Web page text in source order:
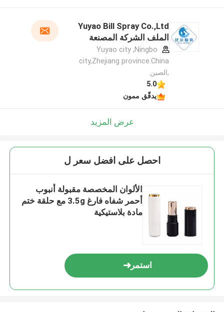
Yuyao Bill Spray Co.,Ltd
الملف الشركة المصنعة
Yuyao city ,Ningbo
city,Zhejiang province.China
,الصين
5.0
يدقّق ممون
عرض المزيد
احصل على افضل سعر ل
الألوان المخصصة مقبولة أنبوب
أحمر شفاه فارغ 3.5g مع حلقة ختم
مادة بلاستيكية
استمر